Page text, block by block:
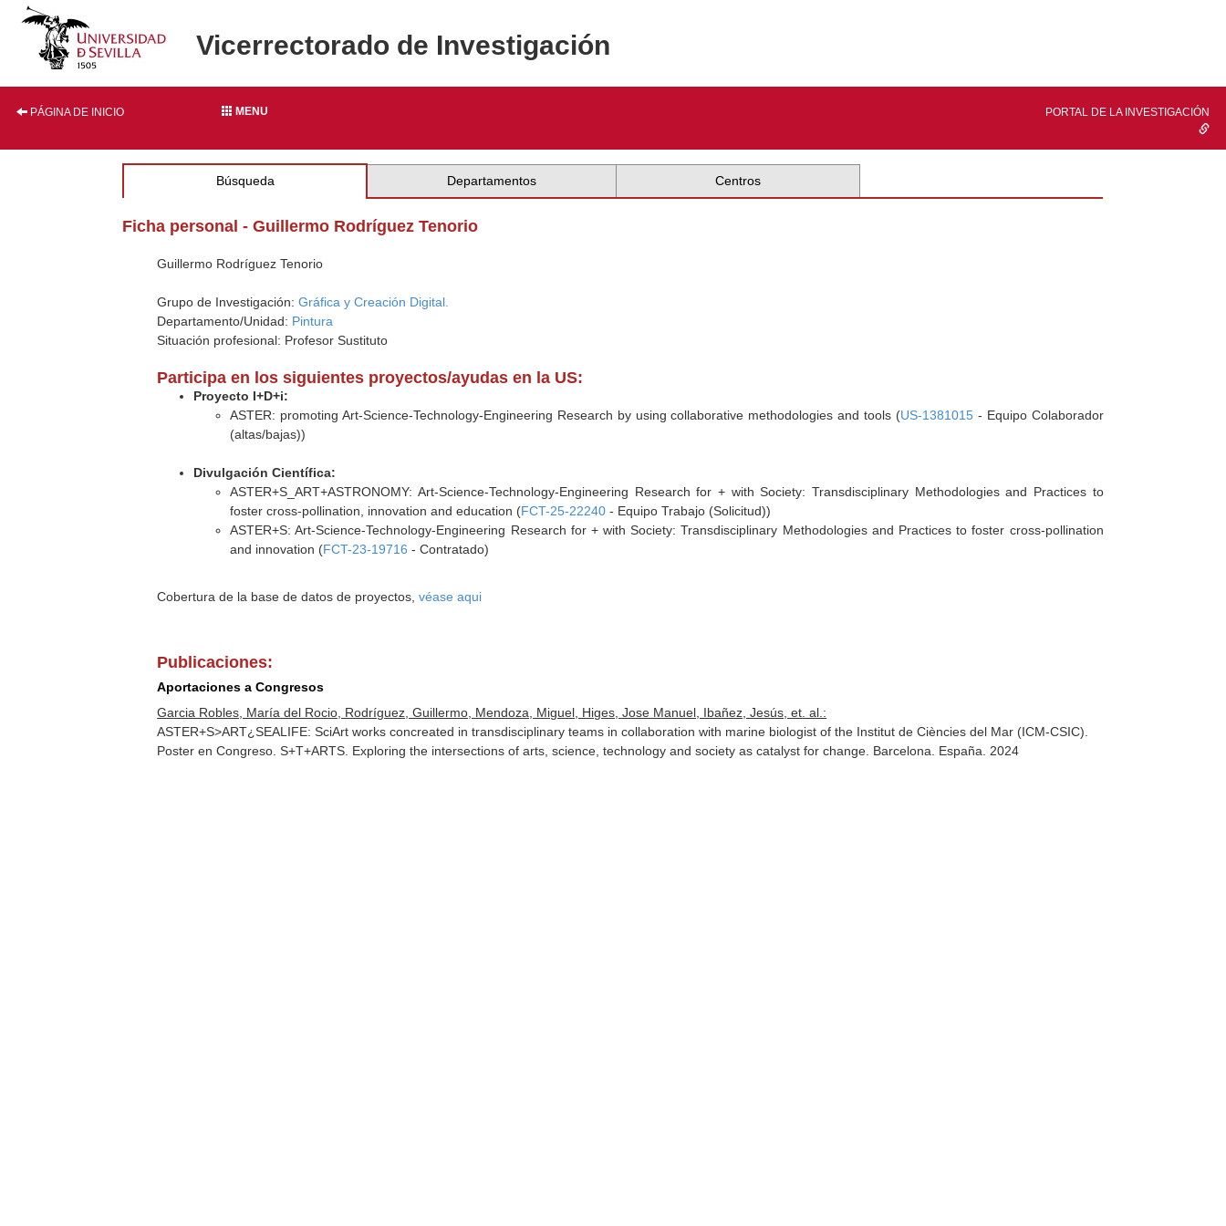
Vicerrectorado de Investigación
PÁGINA DE INICIO MENU PORTAL DE LA INVESTIGACIÓN
Búsqueda Departamentos Centros
Ficha personal - Guillermo Rodríguez Tenorio
Guillermo Rodríguez Tenorio
Grupo de Investigación:Gráfica y Creación Digital.
Departamento/Unidad: Pintura
Situación profesional: Profesor Sustituto
Participa en los siguientes proyectos/ayudas en la US:
Proyecto I+D+i:
ASTER: promoting Art-Science-Technology-Engineering Research by using collaborative methodologies and tools (US-1381015- Equipo Colaborador
(altas/bajas))
Divulgación Científica:
ASTER+S_ART+ASTRONOMY: Art-Science-Technology-Engineering Research for + with Society: Transdisciplinary Methodologies and Practices to
foster cross-pollination, innovation and education (FCT-25-22240 - Equipo Trabajo (Solicitud))
ASTER+S: Art-Science-Technology-Engineering Research for + with Society: Transdisciplinary Methodologies and Practices to foster cross-pollination
and innovation (FCT-23-19716 - Contratado)
Cobertura de la base de datos de proyectos,véase aqui
Publicaciones:
Aportaciones a Congresos
Garcia Robles, María del Rocio, Rodríguez, Guillermo, Mendoza, Miguel, Higes, Jose Manuel, Ibañez, Jesús, et. al.:
ASTER+S>ART¿SEALIFE: SciArt works concreated in transdisciplinary teams in collaboration with marine biologist of the Institut de Ciències del Mar (ICM-CSIC).
Poster en Congreso. S+T+ARTS. Exploring the intersections of arts, science, technology and society as catalyst for change. Barcelona. España. 2024